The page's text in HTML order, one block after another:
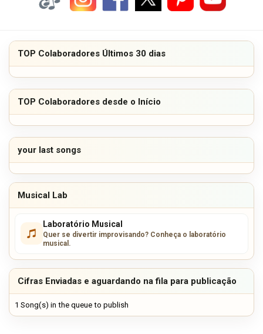
TOP Colaboradores Últimos 30 dias
TOP Colaboradores desde o Início
your last songs
Musical Lab
Laboratório Musical
Quer se divertir improvisando? Conheça o laboratório
musical.
Cifras Enviadas e aguardando na fila para publicação
1 Song(s) in the queue to publish